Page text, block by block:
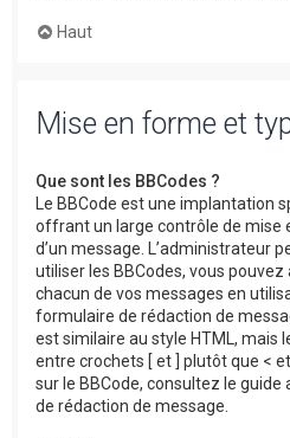
Haut
Mise en forme et
Que sont les BBCodes ?
Le BBCode est une implantation
offrant un large contrôle de mise
d’un message. L’administrateur
utiliser les BBCodes, vous
chacun de vos messages en
formulaire de rédaction de
est similaire au style HTML, mais
entre crochets [ et ] plutôt que <
sur le BBCode, consultez le guide
de rédaction de message.